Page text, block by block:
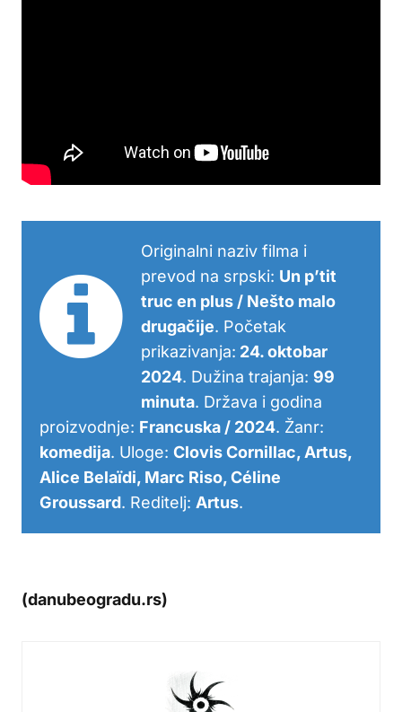
Originalni naziv filma i
prevod na srpski: Un p’tit
truc en plus / Nešto malo
drugačije. Početak
prikazivanja: 24. oktobar
2024. Dužina trajanja: 99
minuta. Država i godina
proizvodnje: Francuska / 2024. Žanr:
komedija. Uloge: Clovis Cornillac, Artus,
Alice Belaïdi, Marc Riso, Céline
Groussard. Reditelj: Artus.
(danubeogradu.rs)